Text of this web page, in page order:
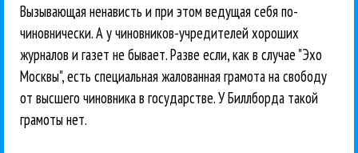
Вызывающая ненависть и при этом ведущая себя по-
чиновнически. А у чиновников-учредителей хороших
журналов и газет не бывает. Разве если, как в случае "Эхо
Москвы", есть специальная жалованная грамота на свободу
от высшего чиновника в государстве. У Биллборда такой
грамоты нет.